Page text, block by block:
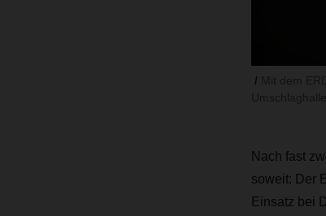
Nach fast
soweit: Der
Einsatz bei